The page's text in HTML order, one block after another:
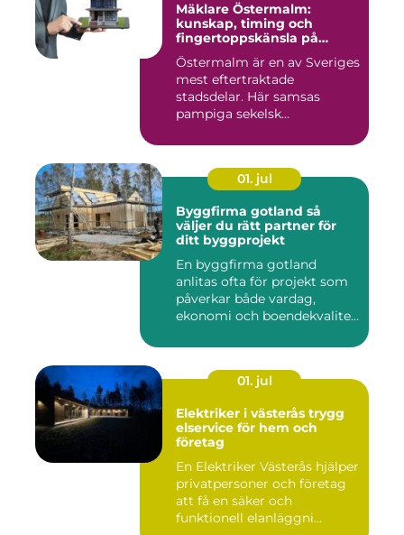
Mäklare Östermalm:
kunskap, timing och
fingertoppskänsla på
stockholms mest klassiska
adress
Östermalm är en av Sveriges
mest eftertraktade
stadsdelar. Här samsas
pampiga sekelsk...
01. jul
Byggfirma gotland så
väljer du rätt partner för
ditt byggprojekt
En byggfirma gotland
anlitas ofta för projekt som
påverkar både vardag,
ekonomi och boendekvalitet
01. jul
Elektriker i västerås trygg
elservice för hem och
företag
En Elektriker Västerås hjälper
privatpersoner och företag
att få en säker och
funktionell elanläggni...